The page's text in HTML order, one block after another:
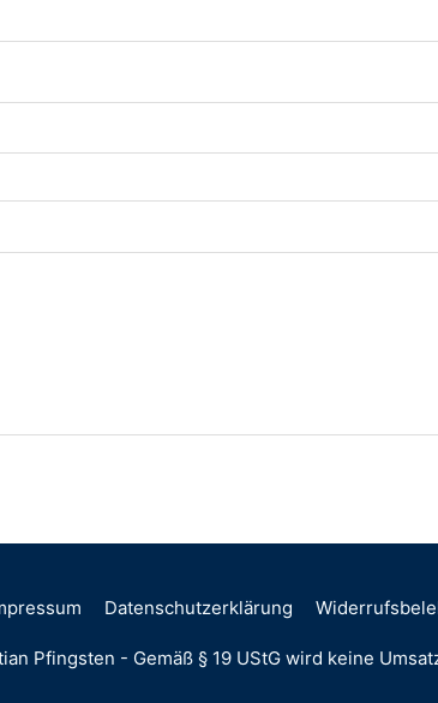
Datenschutzerklärung
Pfingsten - Gemäß § 19 UStG wird keine